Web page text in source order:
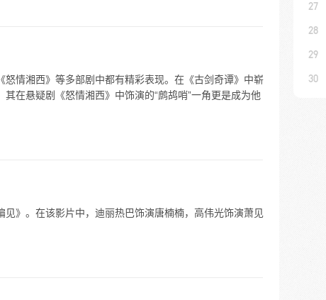
情湘西》等多部剧中都有精彩表现。在《古剑奇谭》中崭
在悬疑剧《怒情湘西》中饰演的“鹧鸪哨”一角更是成为他
》。在该影片中，迪丽热巴饰演唐楠楠，高伟光饰演萧见
27
28
29
30